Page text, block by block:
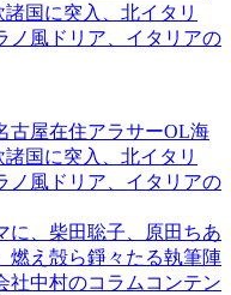
国に突入、北イタリ
ノ風ドリア、イタリアの
古屋在住アラサーOL海
国に突入、北イタリ
ノ風ドリア、イタリアの
に、柴田聡子、原田ちあ
燃え殻ら錚々たる執筆陣
社中村のコラムコンテン